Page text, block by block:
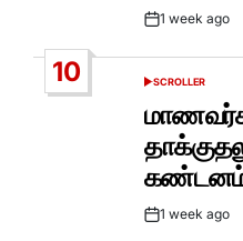
Post1 week ago
10
POSTED
SCROLLER
Post1 week ago